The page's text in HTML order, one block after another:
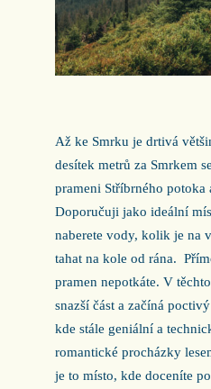
Až ke Smrku je drtivá
desítek metrů za Smrkem
prameni Stříbrného potoka
Doporučuji jako ideální
naberete vody, kolik je na
tahat na kole od rána.
pramen nepotkáte. V
snazší část a začíná
kde stále geniální a
romantické procházky
je to místo, kde doceníte